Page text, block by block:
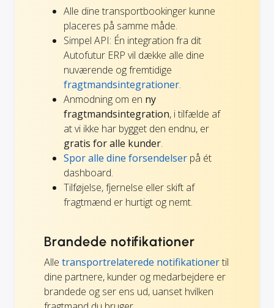
Alle dine transportbookinger kunne
placeres på samme måde.
Simpel API: Én integration fra dit
Autofutur ERP vil dække alle dine
nuværende og fremtidige
fragtmandsintegrationer.
Anmodning om en ny
fragtmandsintegration, i tilfælde af
at vi ikke har bygget den endnu, er
gratis for alle kunder.
Spor alle dine forsendelser på ét
dashboard.
Tilføjelse, fjernelse eller skift af
fragtmænd er hurtigt og nemt.
Brandede notifikationer
Alle transportrelaterede notifikationertil
dine partnere, kunder og medarbejdere er
brandede og ser ens ud, uanset hvilken